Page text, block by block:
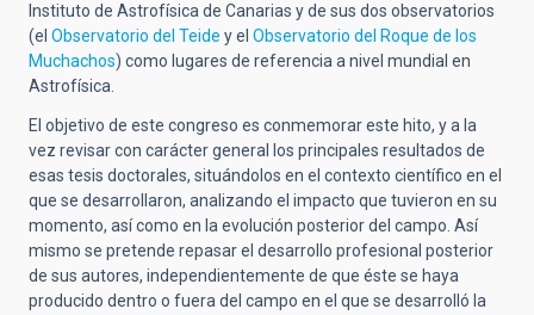
Instituto de Astrofísica de Canarias y de sus dos observatorios
(el Observatorio del Teide y el Observatorio del Roque de los
Muchachos) como lugares de referencia a nivel mundial en
Astrofísica.
El objetivo de este congreso es conmemorar este hito, y a la
vez revisar con carácter general los principales resultados de
esas tesis doctorales, situándolos en el contexto científico en el
que se desarrollaron, analizando el impacto que tuvieron en su
momento, así como en la evolución posterior del campo. Así
mismo se pretende repasar el desarrollo profesional posterior
de sus autores, independientemente de que éste se haya
producido dentro o fuera del campo en el que se desarrolló la